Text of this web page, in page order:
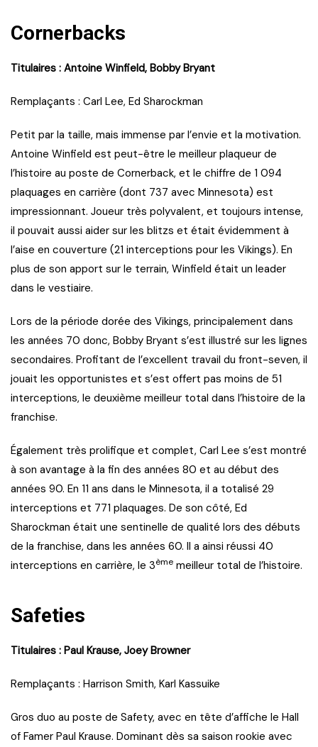
Cornerbacks
Titulaires : Antoine Winfield, Bobby Bryant
Remplaçants : Carl Lee, Ed Sharockman
Petit par la taille, mais immense par l’envie et la motivation.
Antoine Winfield est peut-être le meilleur plaqueur de
l’histoire au poste de Cornerback, et le chiffre de 1 094
plaquages en carrière (dont 737 avec Minnesota) est
impressionnant. Joueur très polyvalent, et toujours intense,
il pouvait aussi aider sur les blitzs et était évidemment à
l’aise en couverture (21 interceptions pour les Vikings). En
plus de son apport sur le terrain, Winfield était un leader
dans le vestiaire.
Lors de la période dorée des Vikings, principalement dans
les années 70 donc, Bobby Bryant s’est illustré sur les lignes
secondaires. Profitant de l’excellent travail du front-seven, il
jouait les opportunistes et s’est offert pas moins de 51
interceptions, le deuxième meilleur total dans l’histoire de la
franchise.
Également très prolifique et complet, Carl Lee s’est montré
à son avantage à la fin des années 80 et au début des
années 90. En 11 ans dans le Minnesota, il a totalisé 29
interceptions et 771 plaquages. De son côté, Ed
Sharockman était une sentinelle de qualité lors des débuts
de la franchise, dans les années 60. Il a ainsi réussi 40
interceptions en carrière, le 3ème meilleur total de l’histoire.
Safeties
Titulaires : Paul Krause, Joey Browner
Remplaçants : Harrison Smith, Karl Kassuike
Gros duo au poste de Safety, avec en tête d’affiche le Hall
of Famer Paul Krause. Dominant dès sa saison rookie avec